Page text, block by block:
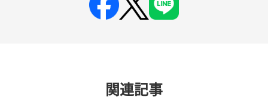
関連記事